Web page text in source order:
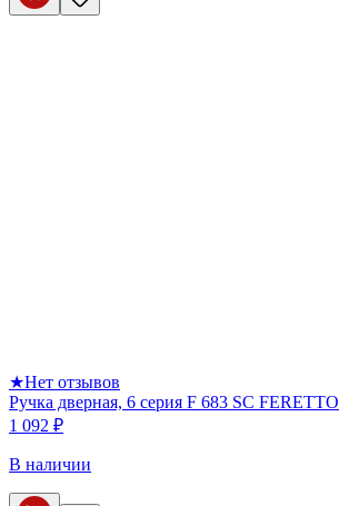
★Нет отзывов
Ручка дверная, 6 серия F 683 SC FERETTO
1 092 ₽
В наличии